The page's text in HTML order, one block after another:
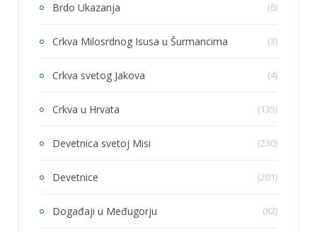
Brdo Ukazanja (6)
Crkva Milosrdnog Isusa u Šurmancima (3)
Crkva svetog Jakova (4)
Crkva u Hrvata (135)
Devetnica svetoj Misi (230)
Devetnice (201)
Događaji u Međugorju (82)